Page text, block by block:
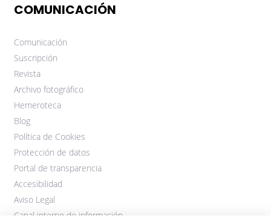
COMUNICACIÓN
Comunicación
Suscripción
Revista
Archivo fotográfico
Hemeroteca
Blog
Política de Cookies
Protección de datos
Portal de transparencia
Accesibilidad
Aviso Legal
Canal interno de información